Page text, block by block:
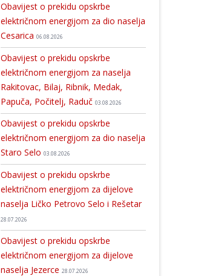
Večeras u Otočcu otvaranje izložbe radova korisnika Doma za starije i nemoćne osobe
Obavijest o prekidu opskrbe
električnom energijom za dio naselja
Cesarica 06.08.2026
Obavijest o prekidu opskrbe
električnom energijom za naselja
Rakitovac, Bilaj, Ribnik, Medak,
Papuča, Počitelj, Raduč 03.08.2026
Obavijest o prekidu opskrbe
električnom energijom za dio naselja
Staro Selo 03.08.2026
Obavijest o prekidu opskrbe
električnom energijom za dijelove
naselja Ličko Petrovo Selo i Rešetar
28.07.2026
Obavijest o prekidu opskrbe
električnom energijom za dijelove
naselja Jezerce 28.07.2026